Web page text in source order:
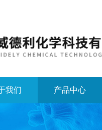
我们 产品中心